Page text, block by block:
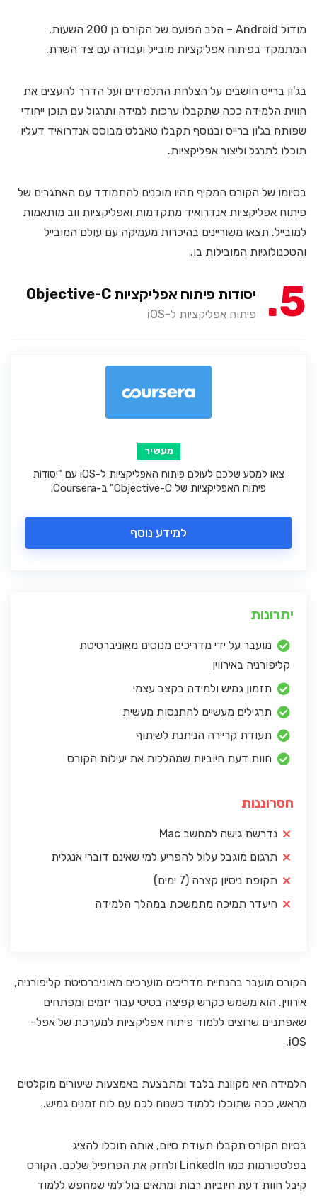
מודול Android – הלב הפועם של הקורס בן 200 השעות,
המתמקד בפיתוח אפליקציות מובייל ועבודה עם צד השרת.
בג'ון ברייס חושבים על הצלחת התלמידים ועל הדרך להעצים את
חווית הלמידה ככה שתקבלו ערכות למידה ותרגול עם תוכן ייחודי
שפותח בג'ון ברייס ובנוסף תקבלו טאבלט מבוסס אנדרואיד דעליו
תוכלו לתרגל וליצור אפליקציות.
בסיומו של הקורס המקיף תהיו מוכנים להתמודד עם האתגרים של
פיתוח אפליקציות אנדרואיד מתקדמות ואפליקציות ווב מותאמות
למובייל. תצאו משוריינים בהיכרות מעמיקה עם עולם המובייל
והטכנולוגיות המובילות בו.
5 יסודות פיתוח אפליקציות Objective-C
פיתוח אפליקציות ל-iOS
מעשיר
צאו למסע שלכם לעולם פיתוח האפליקציות ל-iOS עם "יסודות
פיתוח האפליקציות של Objective-C" ב-Coursera.
למידע נוסף
יתרונות
מועבר על ידי מדריכים מנוסים מאוניברסיטת
קליפורניה באירווין
תזמון גמיש ולמידה בקצב עצמי
תרגילים מעשיים להתנסות מעשית
תעודת קריירה הניתנת לשיתוף
חוות דעת חיוביות שמהללות את יעילות הקורס
חסרוננות
נדרשת גישה למחשב Mac
תרגום מוגבל עלול להפריע למי שאינם דוברי אנגלית
תקופת ניסיון קצרה (7 ימים)
היעדר תמיכה מתמשכת במהלך הלמידה
הקורס מועבר בהנחיית מדריכים מוערכים מאוניברסיטת קליפורניה,
אירווין. הוא משמש כקרש קפיצה בסיסי עבור יזמים ומפתחים
שאפתניים שרוצים ללמוד פיתוח אפליקציות למערכת של אפל-
iOS.
הלמידה היא מקוונת בלבד ומתבצעת באמצעות שיעורים מוקלטים
מראש, ככה שתוכלו ללמוד כשנוח לכם עם לוח זמנים גמיש.
בסיום הקורס תקבלו תעודת סיום, אותה תוכלו להציג
בפלטפורמות כמו LinkedIn ולחזק את הפרופיל שלכם. הקורס
קיבל חוות דעת חיוביות רבות ומתאים בול למי שמחפש ללמוד